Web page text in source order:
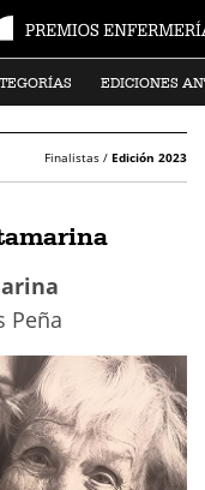
EDICIONES
Finalistas / Edición 2023
Peña